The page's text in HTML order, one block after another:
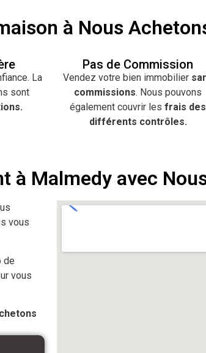
à Nous
La
sont
Pas de Commission
Vendez votre bien immobilier
commissions. Nous pouvons
également couvrir les frais des
différents contrôles.
à Malmedy avec
vous
de
vous